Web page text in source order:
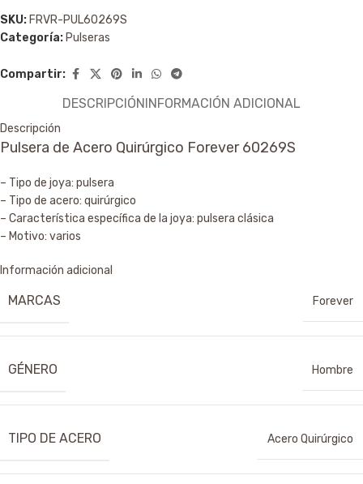
SKU: FRVR-PUL60269S
Categoría: Pulseras
Compartir:
DESCRIPCIÓNINFORMACIÓN ADICIONAL
Descripción
Pulsera de Acero Quirúrgico Forever 60269S
– Tipo de joya: pulsera
– Tipo de acero: quirúrgico
– Característica específica de la joya: pulsera clásica
– Motivo: varios
Información adicional
MARCAS Forever
GÉNERO Hombre
TIPO DE ACERO Acero Quirúrgico